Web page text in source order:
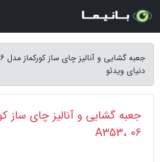
دنیای ویدئو
جعبه گشایی و آنالیز چای ساز
A353، 06